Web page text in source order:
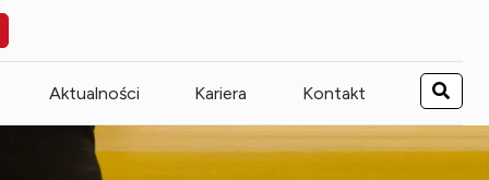
Aktualności Kariera Kontakt